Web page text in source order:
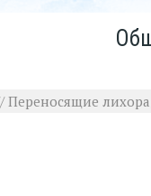
Переносящие